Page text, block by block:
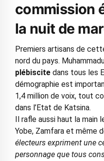
commission
la nuit de
Premiers artisans de
nord du pays.
plébiscitedans tous les
démographie est
1,4 million de voix, tout
dans l’Etat de Katsina.
Il rafle aussi haut la main
Yobe, Zamfara et même
électeurs expriment une
personnage que tous